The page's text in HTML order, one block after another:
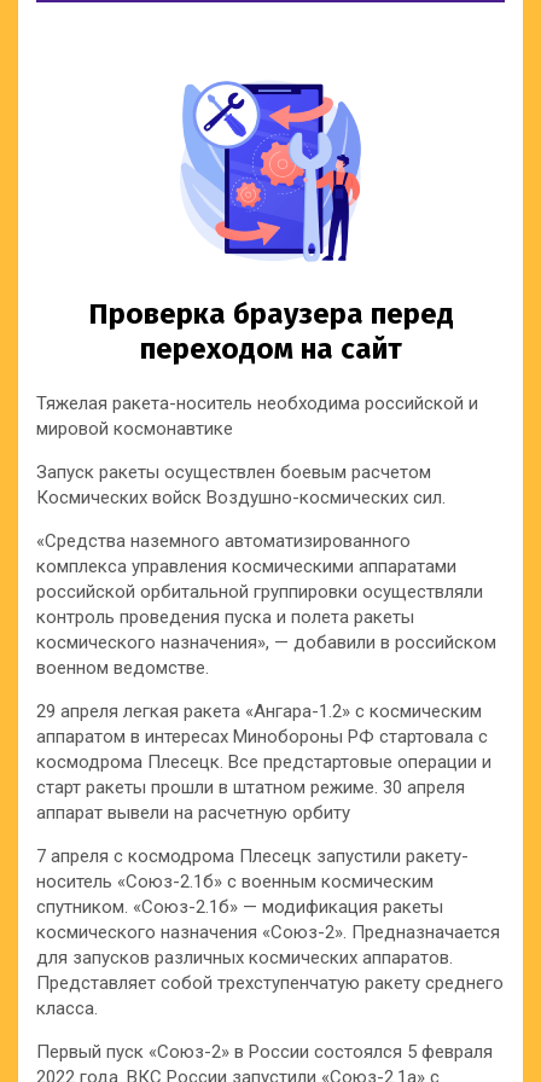
Тяжелая ракета-носитель необходима российской и
мировой космонавтике
Запуск ракеты осуществлен боевым расчетом
Космических войск Воздушно-космических сил.
«Средства наземного автоматизированного
комплекса управления космическими аппаратами
российской орбитальной группировки осуществляли
контроль проведения пуска и полета ракеты
космического назначения», — добавили в российском
военном ведомстве.
29 апреля легкая ракета «Ангара-1.2» с космическим
аппаратом в интересах Минобороны РФ стартовала с
космодрома Плесецк. Все предстартовые операции и
старт ракеты прошли в штатном режиме. 30 апреля
аппарат вывели на расчетную орбиту
7 апреля с космодрома Плесецк запустили ракету-
носитель «Союз-2.1б» с военным космическим
спутником. «Союз-2.1б» — модификация ракеты
космического назначения «Союз-2». Предназначается
для запусков различных космических аппаратов.
Представляет собой трехступенчатую ракету среднего
класса.
Первый пуск «Союз-2» в России состоялся 5 февраля
2022 года. ВКС России запустили «Союз-2.1а» с